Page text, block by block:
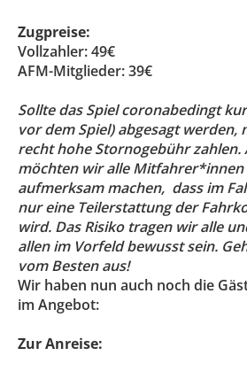
Zugpreise:
Vollzahler: 49€
AFM-Mitglieder: 39€
Sollte das Spiel coronabedingt
vor dem Spiel) abgesagt werden,
recht hohe Stornogebühr zahlen.
möchten wir alle
aufmerksam machen, dass im
nur eine Teilerstattung der
wird. Das Risiko tragen wir alle
allen im Vorfeld bewusst sein.
vom Besten aus!
Wir haben nun auch noch die
im Angebot:
Zur Anreise: